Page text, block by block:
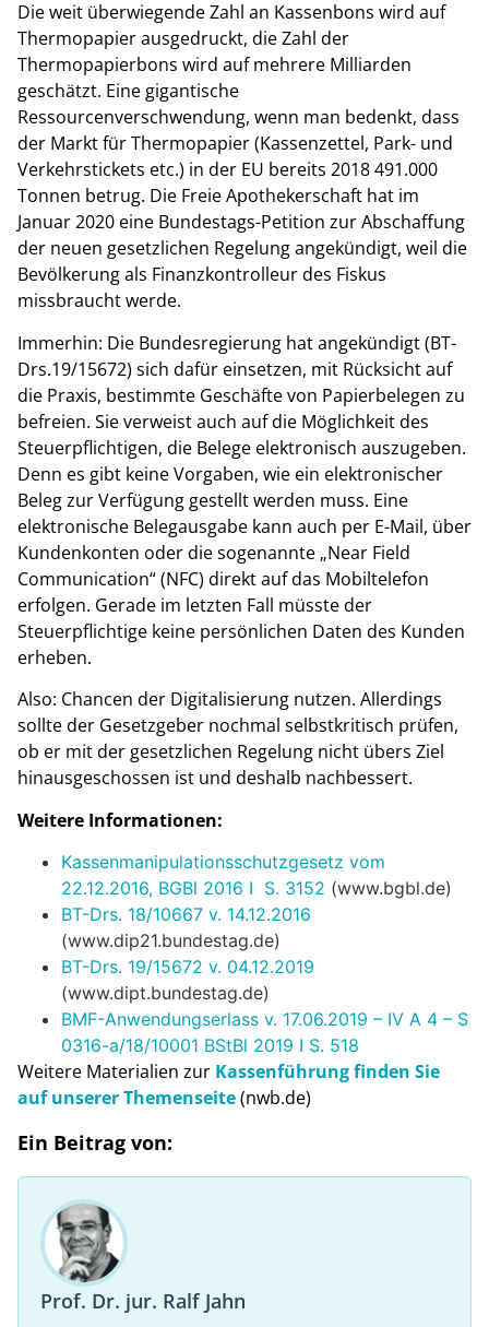
Die weit überwiegende Zahl an Kassenbons wird auf
Thermopapier ausgedruckt, die Zahl der
Thermopapierbons wird auf mehrere Milliarden
geschätzt. Eine gigantische
Ressourcenverschwendung, wenn man bedenkt, dass
der Markt für Thermopapier (Kassenzettel, Park- und
Verkehrstickets etc.) in der EU bereits 2018 491.000
Tonnen betrug. Die Freie Apothekerschaft hat im
Januar 2020 eine Bundestags-Petition zur Abschaffung
der neuen gesetzlichen Regelung angekündigt, weil die
Bevölkerung als Finanzkontrolleur des Fiskus
missbraucht werde.
Immerhin: Die Bundesregierung hat angekündigt (BT-
Drs.19/15672) sich dafür einsetzen, mit Rücksicht auf
die Praxis, bestimmte Geschäfte von Papierbelegen zu
befreien. Sie verweist auch auf die Möglichkeit des
Steuerpflichtigen, die Belege elektronisch auszugeben.
Denn es gibt keine Vorgaben, wie ein elektronischer
Beleg zur Verfügung gestellt werden muss. Eine
elektronische Belegausgabe kann auch per E-Mail, über
Kundenkonten oder die sogenannte „Near Field
Communication“ (NFC) direkt auf das Mobiltelefon
erfolgen. Gerade im letzten Fall müsste der
Steuerpflichtige keine persönlichen Daten des Kunden
erheben.
Also: Chancen der Digitalisierung nutzen. Allerdings
sollte der Gesetzgeber nochmal selbstkritisch prüfen,
ob er mit der gesetzlichen Regelung nicht übers Ziel
hinausgeschossen ist und deshalb nachbessert.
Weitere Informationen:
Kassenmanipulationsschutzgesetz vom
22.12.2016, BGBl 2016 I S. 3152 (www.bgbl.de)
BT-Drs. 18/10667 v. 14.12.2016
(www.dip21.bundestag.de)
BT-Drs. 19/15672 v. 04.12.2019
(www.dipt.bundestag.de)
BMF-Anwendungserlass v. 17.06.2019 – IV A 4 – S
0316-a/18/10001 BStBl 2019 I S. 518
Weitere Materialien zur Kassenführung finden Sie
auf unserer Themenseite(nwb.de)
Ein Beitrag von:
Prof. Dr. jur. Ralf Jahn